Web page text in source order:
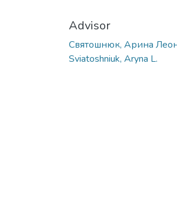
Advisor
Святошнюк, Арина
Sviatoshniuk, Aryna L.